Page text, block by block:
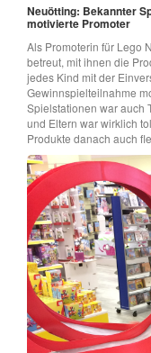
Neuötting: Bekannter
motivierte Promoter
Als Promoterin für Lego
betreut, mit ihnen die
jedes Kind mit der
Gewinnspielteilnahme
Spielstationen war auch
und Eltern war wirklich
Produkte danach auch